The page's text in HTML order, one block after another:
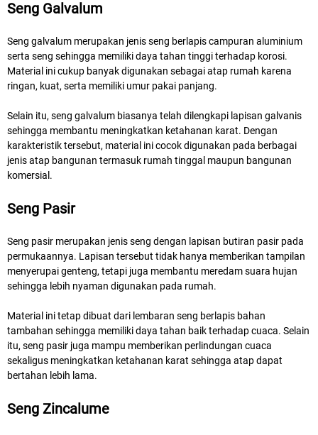
Seng Galvalum
Seng galvalum merupakan jenis seng berlapis campuran aluminium
serta seng sehingga memiliki daya tahan tinggi terhadap korosi.
Material ini cukup banyak digunakan sebagai atap rumah karena
ringan, kuat, serta memiliki umur pakai panjang.
Selain itu, seng galvalum biasanya telah dilengkapi lapisan galvanis
sehingga membantu meningkatkan ketahanan karat. Dengan
karakteristik tersebut, material ini cocok digunakan pada berbagai
jenis atap bangunan termasuk rumah tinggal maupun bangunan
komersial.
Seng Pasir
Seng pasir merupakan jenis seng dengan lapisan butiran pasir pada
permukaannya. Lapisan tersebut tidak hanya memberikan tampilan
menyerupai genteng, tetapi juga membantu meredam suara hujan
sehingga lebih nyaman digunakan pada rumah.
Material ini tetap dibuat dari lembaran seng berlapis bahan
tambahan sehingga memiliki daya tahan baik terhadap cuaca. Selain
itu, seng pasir juga mampu memberikan perlindungan cuaca
sekaligus meningkatkan ketahanan karat sehingga atap dapat
bertahan lebih lama.
Seng Zincalume